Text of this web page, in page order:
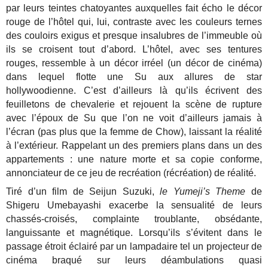
par leurs teintes chatoyantes auxquelles fait écho le décor
rouge de l’hôtel qui, lui, contraste avec les couleurs ternes
des couloirs exigus et presque insalubres de l’immeuble où
ils se croisent tout d’abord. L’hôtel, avec ses tentures
rouges, ressemble à un décor irréel (un décor de cinéma)
dans lequel flotte une Su aux allures de star
hollywoodienne. C’est d’ailleurs là qu’ils écrivent des
feuilletons de chevalerie et rejouent la scène de rupture
avec l’époux de Su que l’on ne voit d’ailleurs jamais à
l’écran (pas plus que la femme de Chow), laissant la réalité
à l’extérieur. Rappelant un des premiers plans dans un des
appartements : une nature morte et sa copie conforme,
annonciateur de ce jeu de recréation (récréation) de réalité.
Tiré d’un film de Seijun Suzuki, le Yumeji’s Theme de
Shigeru Umebayashi exacerbe la sensualité de leurs
chassés-croisés, complainte troublante, obsédante,
languissante et magnétique. Lorsqu’ils s’évitent dans le
passage étroit éclairé par un lampadaire tel un projecteur de
cinéma braqué sur leurs déambulations quasi